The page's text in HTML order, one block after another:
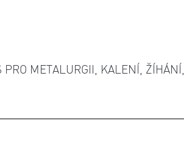
METALURGII, KALENÍ, ŽÍHÁNÍ,